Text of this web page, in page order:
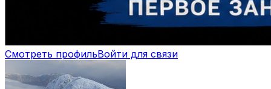
Смотреть профильВойти для связи